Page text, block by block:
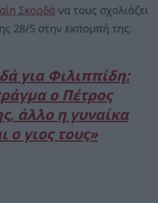
Σκορδά να τους σχολιάζει
28/5 στην εκπομπή της.
για Φιλιππίδη:
ο Πέτρος
άλλο η γυναίκα
ο γιος τους»